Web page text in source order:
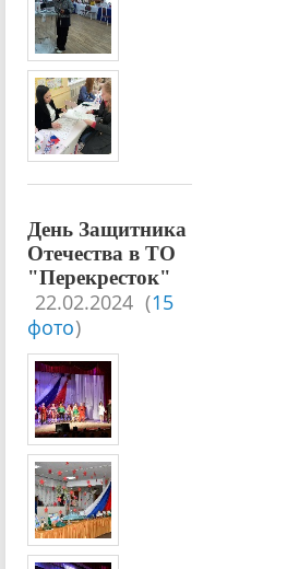
День Защитника
Отечества в ТО
"Перекресток"
22.02.2024 (15
фото)